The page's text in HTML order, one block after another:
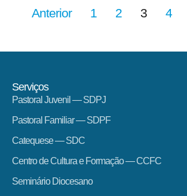
Anterior 1 2 3 4
Serviços
Pastoral Juvenil — SDPJ
Pastoral Familiar — SDPF
Catequese — SDC
Centro de Cultura e Formação — CCFC
Seminário Diocesano